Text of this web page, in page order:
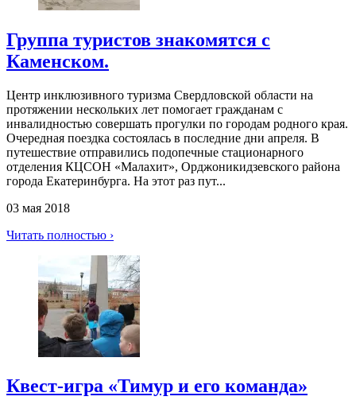
Группа туристов знакомятся с
Каменском.
Центр инклюзивного туризма Свердловской области на
протяжении нескольких лет помогает гражданам с
инвалидностью совершать прогулки по городам родного края.
Очередная поездка состоялась в последние дни апреля. В
путешествие отправились подопечные стационарного
отделения КЦСОН «Малахит», Орджоникидзевского района
города Екатеринбурга. На этот раз пут...
03 мая 2018
Читать полностью ›
Квест-игра «Тимур и его команда»